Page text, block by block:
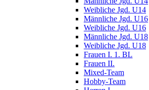
Weibliche Jgd. U14
Männliche Jgd. U16
Weibliche Jgd. U16
Männliche Jgd. U18
Weibliche Jgd. U18
Frauen I. 1. BL
Frauen II.
Mixed-Team
Hobby-Team